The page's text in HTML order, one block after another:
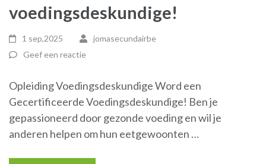
voedingsdeskundige!
1 sep,2025
jomasecundairbe
Geef een reactie
Opleiding Voedingsdeskundige Word een
Gecertificeerde Voedingsdeskundige! Ben je
gepassioneerd door gezonde voeding en wil je
anderen helpen om hun eetgewoonten …